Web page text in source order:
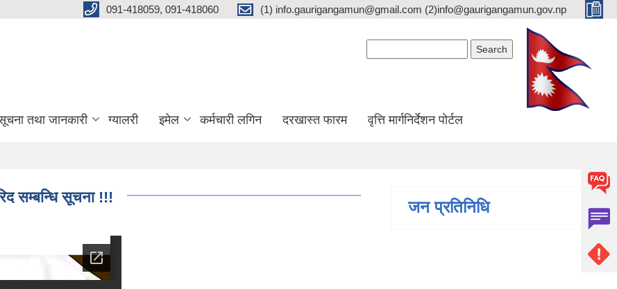
091-418059, 091-418060 (1) info.gaurigangamun@gmail.com (2)info@gaurigangamun.gov.np
तथा जानकारी ग्यालरी इमेल कर्मचारी लगिन दरखास्त फारम वृत्ति मार्गनिर्देशन पोर्टल
सम्बन्धि सूचना !!!
जन प्रतिनिधि